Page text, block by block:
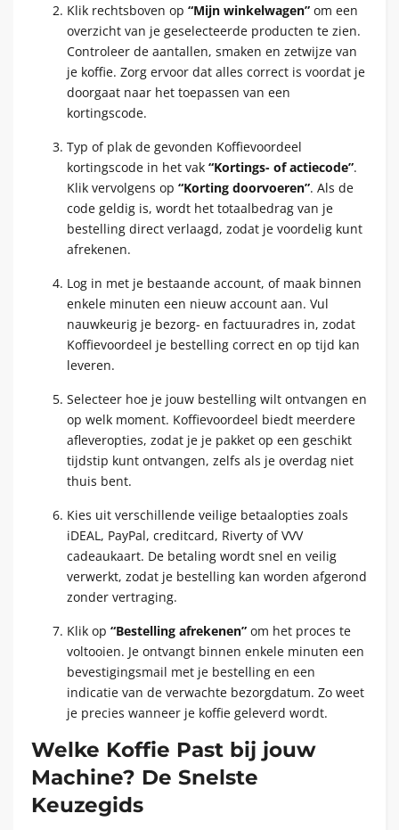
Klik rechtsboven op “Mijn winkelwagen” om een
overzicht van je geselecteerde producten te zien.
Controleer de aantallen, smaken en zetwijze van
je koffie. Zorg ervoor dat alles correct is voordat je
doorgaat naar het toepassen van een
kortingscode.
Typ of plak de gevonden Koffievoordeel
kortingscode in het vak “Kortings- of actiecode”.
Klik vervolgens op “Korting doorvoeren”. Als de
code geldig is, wordt het totaalbedrag van je
bestelling direct verlaagd, zodat je voordelig kunt
afrekenen.
Log in met je bestaande account, of maak binnen
enkele minuten een nieuw account aan. Vul
nauwkeurig je bezorg- en factuuradres in, zodat
Koffievoordeel je bestelling correct en op tijd kan
leveren.
Selecteer hoe je jouw bestelling wilt ontvangen en
op welk moment. Koffievoordeel biedt meerdere
afleveropties, zodat je je pakket op een geschikt
tijdstip kunt ontvangen, zelfs als je overdag niet
thuis bent.
Kies uit verschillende veilige betaalopties zoals
iDEAL, PayPal, creditcard, Riverty of VVV
cadeaukaart. De betaling wordt snel en veilig
verwerkt, zodat je bestelling kan worden afgerond
zonder vertraging.
Klik op “Bestelling afrekenen” om het proces te
voltooien. Je ontvangt binnen enkele minuten een
bevestigingsmail met je bestelling en een
indicatie van de verwachte bezorgdatum. Zo weet
je precies wanneer je koffie geleverd wordt.
Welke Koffie Past bij jouw
Machine? De Snelste
Keuzegids